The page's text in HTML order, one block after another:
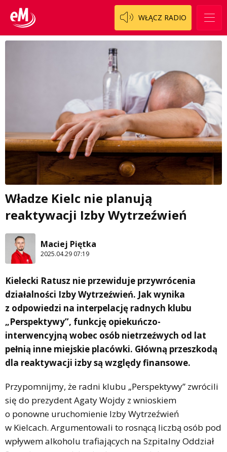
WŁĄCZ RADIO
Władze Kielc nie planują
reaktywacji Izby Wytrzeźwień
Maciej Piętka
2025.04.29 07:19
Kielecki Ratusz nie przewiduje przywrócenia
działalności Izby Wytrzeźwień. Jak wynika
z odpowiedzi na interpelację radnych klubu
„Perspektywy”, funkcję opiekuńczo-
interwencyjną wobec osób nietrzeźwych od lat
pełnią inne miejskie placówki. Główną przeszkodą
dla reaktywacji izby są względy finansowe.
Przypomnijmy, że radni klubu „Perspektywy” zwrócili
się do prezydent Agaty Wojdy z wnioskiem
o ponowne uruchomienie Izby Wytrzeźwień
w Kielcach. Argumentowali to rosnącą liczbą osób pod
wpływem alkoholu trafiających na Szpitalny Oddział